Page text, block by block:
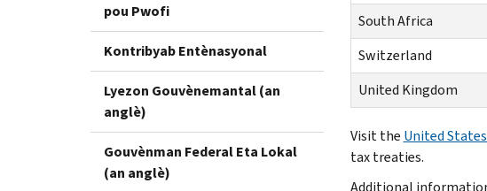
pou Pwofi
Kontribyab Entènasyonal
Lyezon Gouvènemantal (an
anglè)
Gouvènman Federal Eta Lokal
(an anglè)
South Africa
Switzerland
United Kingdom
Visit the United
tax treaties.
Additional